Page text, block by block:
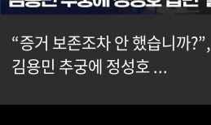
“증거 보존조차 안 했습니까?”,
김용민 추궁에 정성호 ...